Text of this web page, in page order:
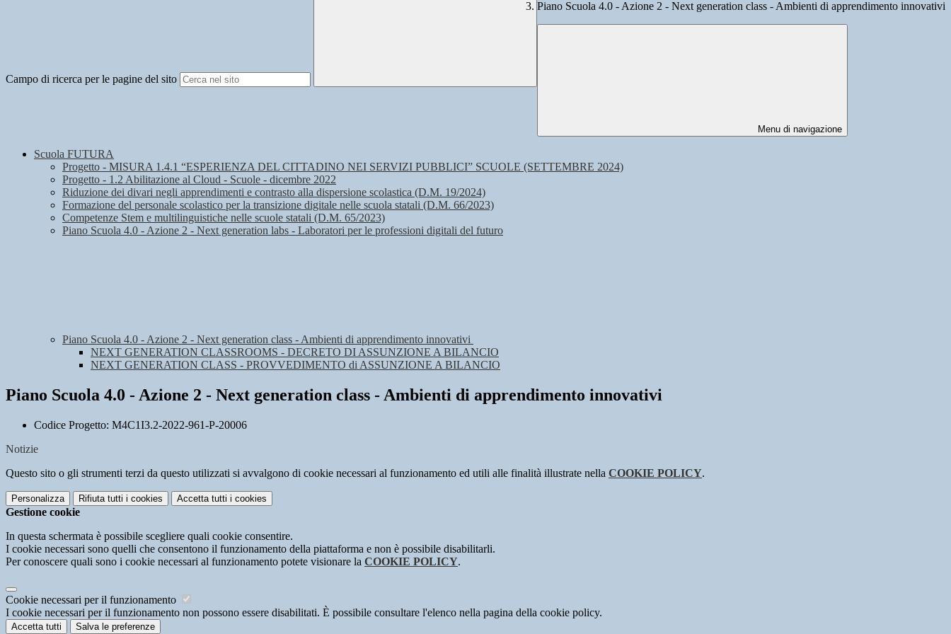
Campo di ricerca per le pagine del sito
Piano Scuola 4.0 - Azione 2 - Next generation class - Ambienti di apprendimento innovativi
Menu di navigazione
Scuola FUTURA
Progetto - MISURA 1.4.1 “ESPERIENZA DEL CITTADINO NEI SERVIZI PUBBLICI” SCUOLE (SETTEMBRE 2024)
Progetto - 1.2 Abilitazione al Cloud - Scuole - dicembre 2022
Riduzione dei divari negli apprendimenti e contrasto alla dispersione scolastica (D.M. 19/2024)
Formazione del personale scolastico per la transizione digitale nelle scuola statali (D.M. 66/2023)
Competenze Stem e multilinguistiche nelle scuole statali (D.M. 65/2023)
Piano Scuola 4.0 - Azione 2 - Next generation labs - Laboratori per le professioni digitali del futuro
Piano Scuola 4.0 - Azione 2 - Next generation class - Ambienti di apprendimento innovativi
NEXT GENERATION CLASSROOMS - DECRETO DI ASSUNZIONE A BILANCIO
NEXT GENERATION CLASS - PROVVEDIMENTO di ASSUNZIONE A BILANCIO
Piano Scuola 4.0 - Azione 2 - Next generation class - Ambienti di apprendimento innovativi
Codice Progetto: M4C1I3.2-2022-961-P-20006
Notizie
Questo sito o gli strumenti terzi da questo utilizzati si avvalgono di cookie necessari al funzionamento ed utili alle finalità illustrate nella COOKIE POLICY.
Personalizza Rifiuta tutti i cookies Accetta tutti i cookies
Gestione cookie
In questa schermata è possibile scegliere quali cookie consentire.
I cookie necessari sono quelli che consentono il funzionamento della piattaforma e non è possibile disabilitarli.
Per conoscere quali sono i cookie necessari al funzionamento potete visionare la COOKIE POLICY.
Cookie necessari per il funzionamento
I cookie necessari per il funzionamento non possono essere disabilitati. È possibile consultare l'elenco nella pagina della cookie policy.
Accetta tutti Salva le preferenze